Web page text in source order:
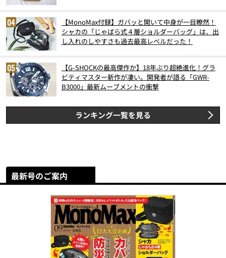
【MonoMax付録】ガバッと開いて中身が一目瞭然！
シャカの「じゃばら式４層ショルダーバッグ」は、出
し入れのしやすさも過去最高レベルだった！
【G-SHOCKの最高傑作か】18年ぶり超絶進化！グラ
ビティマスター新作が凄い。開発者が語る「GWR-
B3000」最新ムーブメントの衝撃
ランキング一覧を見る
最新号のご案内